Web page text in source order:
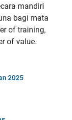
mandiri
bagi mata
of training,
of value.
2025